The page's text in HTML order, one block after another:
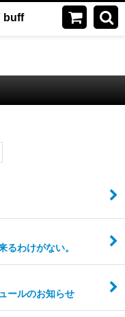
buff
るわけがない。
ールのお知らせ